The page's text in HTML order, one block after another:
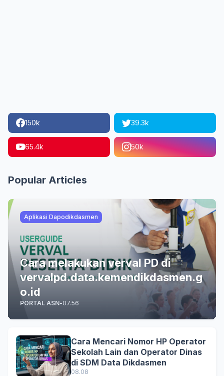
150k 39.3k
65.4k 50k
Popular Articles
Aplikasi Dapodikdasmen
Cara melakukan verval PD di
vervalpd.data.kemendikdasmen.g
o.id
PORTAL ASN-07.56
Cara Mencari Nomor HP Operator
Sekolah Lain dan Operator Dinas
di SDM Data Dikdasmen
08.08